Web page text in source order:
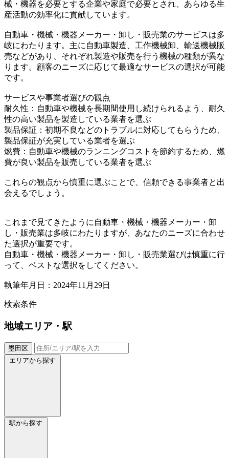
械・機器を必要とする企業や家庭で必要とされ、あらゆる生
産活動の効率化に貢献しています。
自動車・機械・機器メーカー・卸し・販売業のサービスは多
岐にわたります。主に自動車製造、工作機械卸、輸送機械販
売などがあり、それぞれ製造や販売を行う機械の種類が異な
ります。顧客のニーズに応じて最適なサービスの選択が可能
です。
サービスや事業者選びの観点
耐久性：自動車や機械を長期間使用し続けられるよう、耐久
性の高い製品を製造している業者を選ぶ
製品保証：初期不良などのトラブルに対応してもらうため、
製品保証が充実している業者を選ぶ
燃費：自動車や機械のランニングコストを節約するため、燃
費が良い製品を販売している業者を選ぶ
これらの観点から慎重に選ぶことで、信頼できる事業者と出
会えるでしょう。
これまで見てきたように自動車・機械・機器メーカー・卸
し・販売業は多岐にわたりますが、あなたのニーズに合わせ
た選択が重要です。
自動車・機械・機器メーカー・卸し・販売業選びは慎重に行
って、ベストな選択をしてください。
執筆年月日：2024年11月29日
検索条件
地域エリア・駅
墨田区
エリアから探す
駅から探す